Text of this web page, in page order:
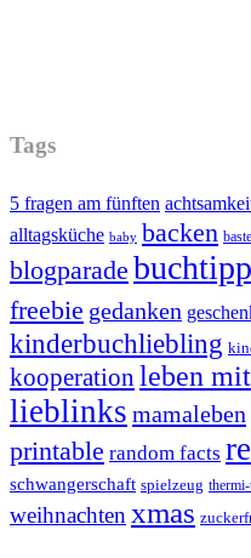
Tags
5 fragen am fünften
alltagsküche baby backen
blogparade buchtipp
freebie gedanken
kinderbuchliebling
kooperation leben
lieblinks mamaleben
printable random facts
schwangerschaft spielzeug
weihnachten xmas